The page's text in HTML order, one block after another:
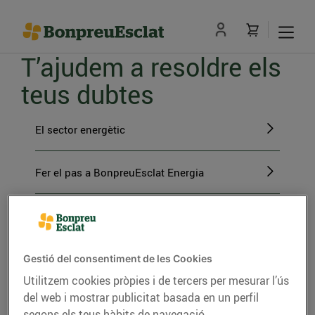
T’ajudem a resoldre els
teus dubtes
El sector energètic
Fer el pas a BonpreuEsclat Energia
Gestions amb BonpreuEsclat Energia
L'energia verda
Gestió del consentiment de les Cookies
Utilitzem cookies pròpies i de tercers per mesurar l’ús
del web i mostrar publicitat basada en un perfil